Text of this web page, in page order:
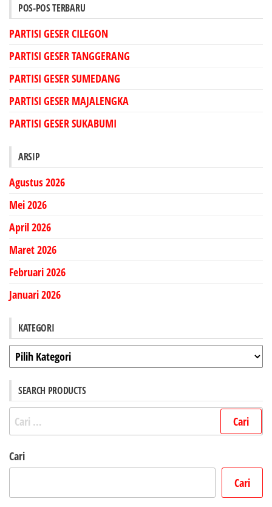
POS-POS TERBARU
PARTISI GESER CILEGON
PARTISI GESER TANGGERANG
PARTISI GESER SUMEDANG
PARTISI GESER MAJALENGKA
PARTISI GESER SUKABUMI
ARSIP
Agustus 2026
Mei 2026
April 2026
Maret 2026
Februari 2026
Januari 2026
KATEGORI
Kategori
SEARCH PRODUCTS
Cari
untuk:
Cari
Cari